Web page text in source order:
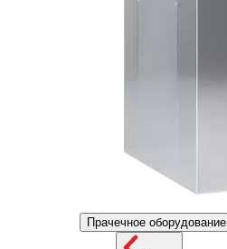
Прачечное оборудование